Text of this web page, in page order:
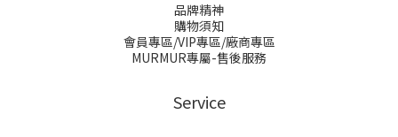
品牌精神
購物須知
會員專區/VIP專區/廠商專區
MURMUR專屬-售後服務
Service